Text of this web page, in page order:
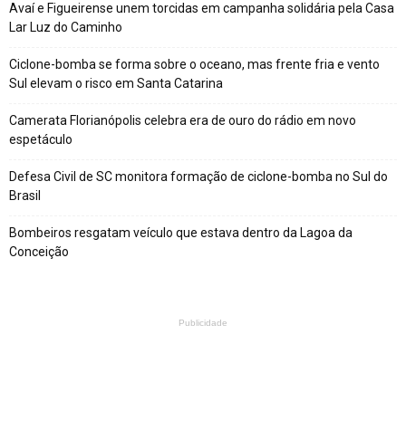
Avaí e Figueirense unem torcidas em campanha solidária pela Casa
Lar Luz do Caminho
Ciclone-bomba se forma sobre o oceano, mas frente fria e vento
Sul elevam o risco em Santa Catarina
Camerata Florianópolis celebra era de ouro do rádio em novo
espetáculo
Defesa Civil de SC monitora formação de ciclone-bomba no Sul do
Brasil
Bombeiros resgatam veículo que estava dentro da Lagoa da
Conceição
Publicidade